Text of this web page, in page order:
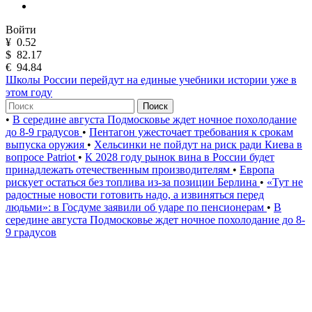
Войти
¥ 0.52
$ 82.17
€ 94.84
Школы России перейдут на единые учебники истории уже в
этом году
Поиск
• В середине августа Подмосковье ждет ночное похолодание
до 8-9 градусов • Пентагон ужесточает требования к срокам
выпуска оружия • Хельсинки не пойдут на риск ради Киева в
вопросе Patriot • К 2028 году рынок вина в России будет
принадлежать отечественным производителям • Европа
рискует остаться без топлива из-за позиции Берлина • «Тут не
радостные новости готовить надо, а извиняться перед
людьми»: в Госдуме заявили об ударе по пенсионерам • В
середине августа Подмосковье ждет ночное похолодание до 8-
9 градусов